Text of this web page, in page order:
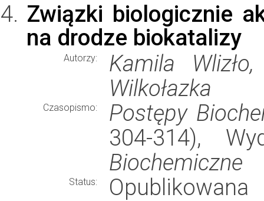
Związki biologicznie
na drodze biokatalizy
Autorzy:
Kamila
Wilkołazka
Czasopismo:
Postępy
304-314),
Biochemiczne
Status: Opublikowana